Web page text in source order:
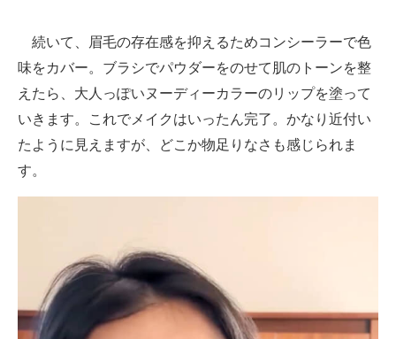
続いて、眉毛の存在感を抑えるためコンシーラーで色
味をカバー。ブラシでパウダーをのせて肌のトーンを整
えたら、大人っぽいヌーディーカラーのリップを塗って
いきます。これでメイクはいったん完了。かなり近付い
たように見えますが、どこか物足りなさも感じられま
す。